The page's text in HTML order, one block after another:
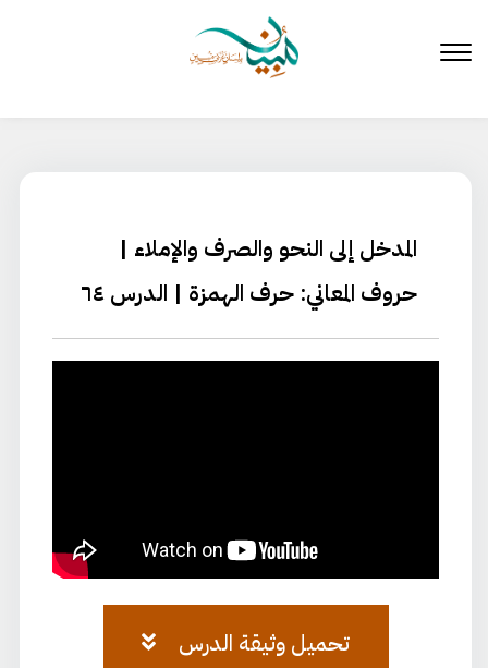
المحتوى
المدخل إلى النحو والصرف والإملاء |
حروف المعاني: حرف الهمزة | الدرس ٦٤
تحميل وثيقة الدرس